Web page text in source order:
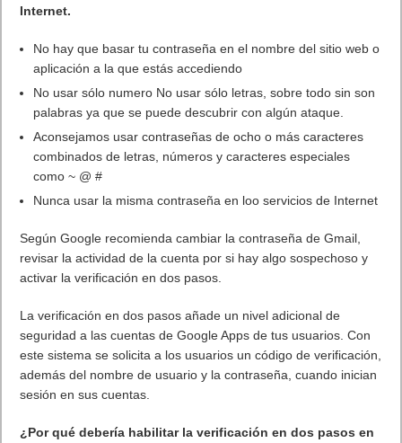
Internet.
No hay que basar tu contraseña en el nombre del sitio web o
aplicación a la que estás accediendo
No usar sólo numero No usar sólo letras, sobre todo sin son
palabras ya que se puede descubrir con algún ataque.
Aconsejamos usar contraseñas de ocho o más caracteres
combinados de letras, números y caracteres especiales
como ~ @ #
Nunca usar la misma contraseña en loo servicios de Internet
Según Google recomienda cambiar la contraseña de Gmail,
revisar la actividad de la cuenta por si hay algo sospechoso y
activar la verificación en dos pasos.
La verificación en dos pasos añade un nivel adicional de
seguridad a las cuentas de Google Apps de tus usuarios. Con
este sistema se solicita a los usuarios un código de verificación,
además del nombre de usuario y la contraseña, cuando inician
sesión en sus cuentas.
¿Por qué debería habilitar la verificación en dos pasos en